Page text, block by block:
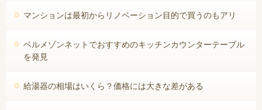
マンションは最初からリノベーション目的で買うのもアリ
ベルメゾンネットでおすすめのキッチンカウンターテーブル
を発見
給湯器の相場はいくら？価格には大きな差がある